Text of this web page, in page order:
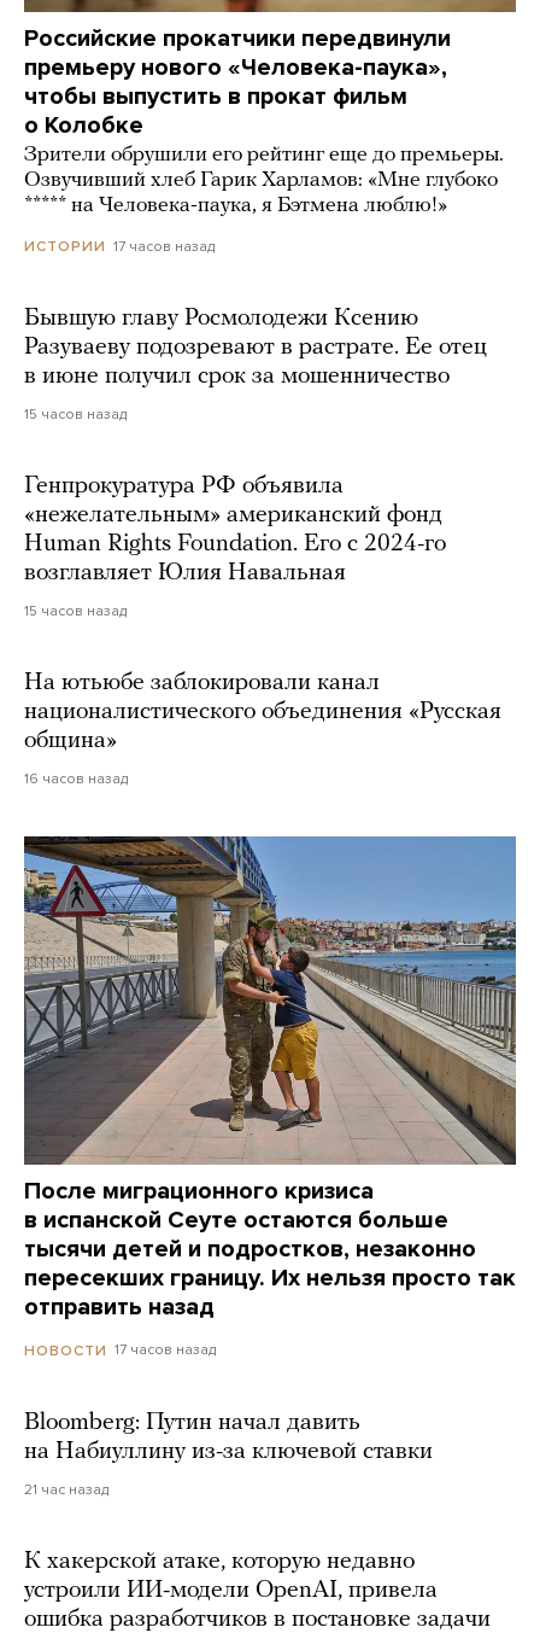
Российские прокатчики передвинули
премьеру нового «Человека-паука»,
чтобы выпустить в прокат фильм
о Колобке
Зрители обрушили его рейтинг еще до премьеры.
Озвучивший хлеб Гарик Харламов: «Мне глубоко
***** на Человека-паука, я Бэтмена люблю!»
ИСТОРИИ 17 часов назад
Бывшую главу Росмолодежи Ксению
Разуваеву подозревают в растрате. Ее отец
в июне получил срок за мошенничество
15 часов назад
Генпрокуратура РФ объявила
«нежелательным» американский фонд
Human Rights Foundation. Его с 2024-го
возглавляет Юлия Навальная
15 часов назад
На ютьюбе заблокировали канал
националистического объединения «Русская
община»
16 часов назад
После миграционного кризиса
в испанской Сеуте остаются больше
тысячи детей и подростков, незаконно
пересекших границу. Их нельзя просто так
отправить назад
НОВОСТИ 17 часов назад
Bloomberg: Путин начал давить
на Набиуллину из-за ключевой ставки
21 час назад
К хакерской атаке, которую недавно
устроили ИИ-модели OpenAI, привела
ошибка разработчиков в постановке задачи